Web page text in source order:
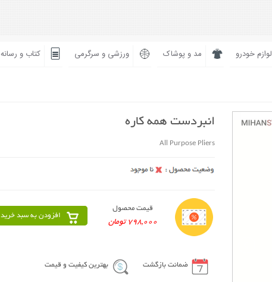
لوازم خودرو مد و پوشاک ورزشی و سرگرمی کتاب و رسانه
انبردست همه کاره
All Purpose Pliers
قیمت محصول
798,000 تومان
افزودن به سبد خرید
ضمانت بازگشت بهترین کیفیت و قیمت